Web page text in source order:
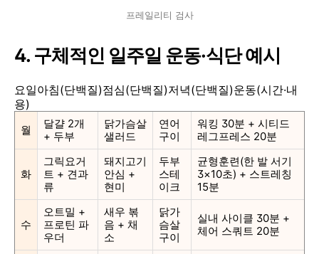
프레일리티 검사
4. 구체적인 일주일 운동·식단 예시
요일아침(단백질)점심(단백질)저녁(단백질)운동(시간·내
용)
월
달걀 2개
+ 두부
닭가슴살
샐러드
연어
구이
워킹 30분 + 시티드
레그프레스 20분
화
그릭요거
트 + 견과
류
돼지고기
안심 +
현미
두부
스테
이크
균형훈련(한 발 서기
3×10초) + 스트레칭
15분
수
오트밀 +
프로틴 파
우더
새우 볶
음 + 채
소
닭가
슴살
구이
실내 사이클 30분 +
체어 스쿼트 20분